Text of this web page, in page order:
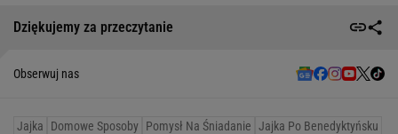
Dziękujemy za przeczytanie
Obserwuj nas
Jajka Domowe Sposoby Pomysł Na Śniadanie Jajka Po Benedyktyńsku